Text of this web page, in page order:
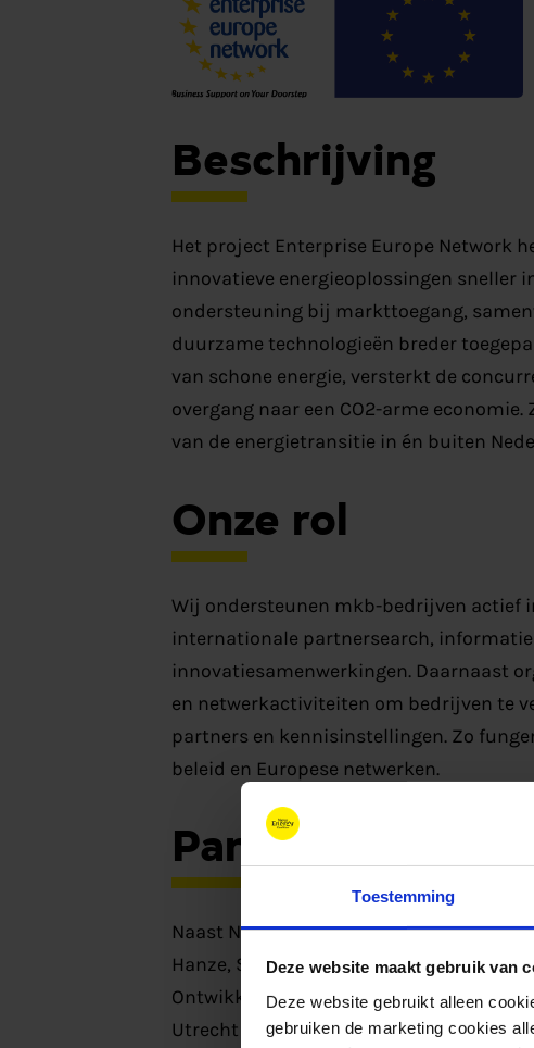
Toestemming
Deze website maakt gebruik van
Deze website gebruikt alleen
gebruiken de marketing cookies
Beschrijving
Het project Enterprise Europe Network
innovatieve energieoplossingen sneller
ondersteuning bij markttoegang,
duurzame technologieën breder
van schone energie, versterkt de
overgang naar een CO2-arme
van de energietransitie in én buiten
Onze rol
Wij ondersteunen mkb-bedrijven actief
internationale partnersearch,
innovatiesamenwerkingen. Daarnaast
en netwerkactiviteiten om bedrijven te
partners en kennisinstellingen. Zo
beleid en Europese netwerken.
Partners
Naast New Energy Coalition nemen
Hanze, Stichting Business Development
Ontwikkelingsmaatschappij Holding BV,
Utrecht BV, Ontwikkelingsmaatschappij